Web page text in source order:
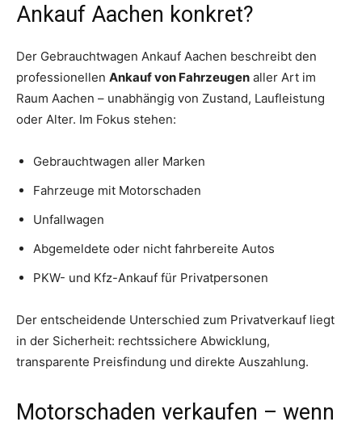
Ankauf Aachen konkret?
Der Gebrauchtwagen Ankauf Aachen beschreibt den
professionellen Ankauf von Fahrzeugen aller Art im
Raum Aachen – unabhängig von Zustand, Laufleistung
oder Alter. Im Fokus stehen:
Gebrauchtwagen aller Marken
Fahrzeuge mit Motorschaden
Unfallwagen
Abgemeldete oder nicht fahrbereite Autos
PKW- und Kfz-Ankauf für Privatpersonen
Der entscheidende Unterschied zum Privatverkauf liegt
in der Sicherheit: rechtssichere Abwicklung,
transparente Preisfindung und direkte Auszahlung.
Motorschaden verkaufen – wenn